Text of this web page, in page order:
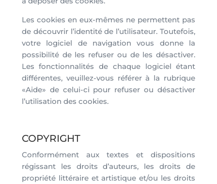
Les cookies en eux-mêmes ne permettent pas
de découvrir l’identité de l’utilisateur. Toutefois,
votre logiciel de navigation vous donne la
possibilité de les refuser ou de les désactiver.
Les fonctionnalités de chaque logiciel étant
différentes, veuillez-vous référer à la rubrique
«Aide» de celui-ci pour refuser ou désactiver
l’utilisation des cookies.
COPYRIGHT
Conformément aux textes et dispositions
régissant les droits d’auteurs, les droits de
propriété littéraire et artistique et/ou les droits